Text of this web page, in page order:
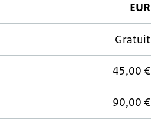
EUR
Gratuit
45,00 €
90,00 €